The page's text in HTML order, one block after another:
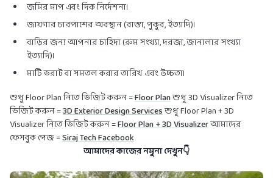
জমির মাপ এবং দিক নির্দেশনা।
জায়গার চারপাশের অবস্থান (রাস্তা, পুকুর, ইত্যাদি)।
বাড়ির জন্য আপনার চাহিদা (রুম সংখ্যা, দরজা, জানালার সংখ্যা
ইত্যাদি)।
মাটি ভরাট বা সমতল করার তারিখ এবং উচ্চতা।
শুধু Floor Plan নিতে ভিজিট করুন =Floor Planশুধু 3D Visualizer নিতে
ভিজিট করুন =3D Exterior Design Servicesশুধু Floor Plan + 3D
Visualizer নিতে ভিজিট করুন =Floor Plan + 3D Visualizerআমাদের
ফেসবুক পেজ =Siraj Tech Facebook
আমাদের কাজের নমুনা দেখুন👇